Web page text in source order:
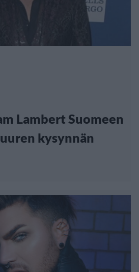
Lambert Suomeen
kysynnän